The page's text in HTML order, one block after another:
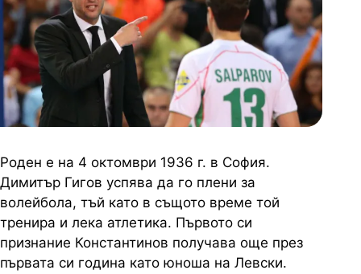
Роден е на 4 октомври 1936 г. в София.
Димитър Гигов успява да го плени за
волейбола, тъй като в същото време той
тренира и лека атлетика. Първото си
признание Константинов получава още през
първата си година като юноша на Левски.